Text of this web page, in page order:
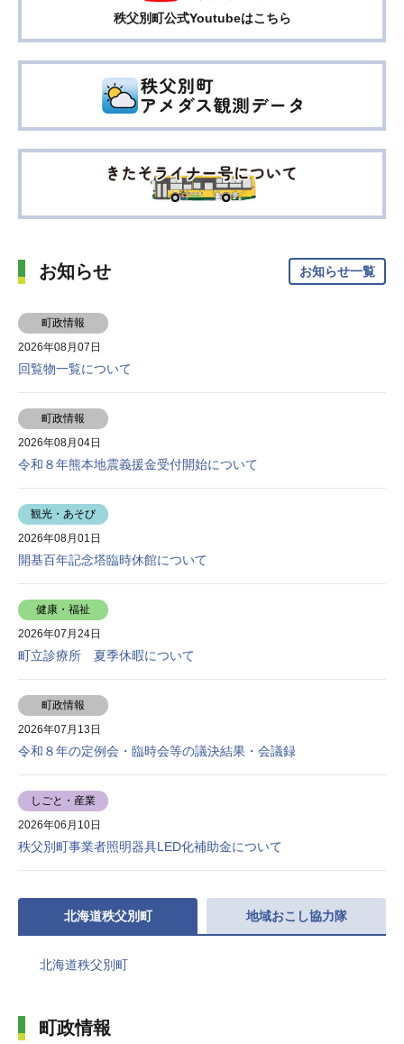
秩父別町公式Youtubeはこちら
お知らせ お知らせ一覧
町政情報
2026年08月07日
回覧物一覧について
町政情報
2026年08月04日
令和８年熊本地震義援金受付開始について
観光・あそび
2026年08月01日
開基百年記念塔臨時休館について
健康・福祉
2026年07月24日
町立診療所 夏季休暇について
町政情報
2026年07月13日
令和８年の定例会・臨時会等の議決結果・会議録
しごと・産業
2026年06月10日
秩父別町事業者照明器具LED化補助金について
北海道秩父別町 地域おこし協力隊
北海道秩父別町
町政情報